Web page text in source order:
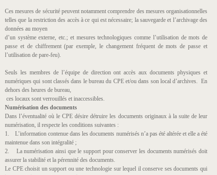
Ces mesures de sécurité peuvent notamment comprendre des mesures organisationnelles
telles que la restriction des accès à ce qui est nécessaire; la sauvegarde et l’archivage des
données au moyen
d’un système externe, etc.; et mesures technologiques comme l’utilisation de mots de
passe et de chiffrement (par exemple, le changement fréquent de mots de passe et
l’utilisation de pare-feu).
Seuls les membres de l’équipe de direction ont accès aux documents physiques et
numériques qui sont classés dans le bureau du CPE et/ou dans son local d’archives. En
dehors des heures de bureau,
ces locaux sont verrouillés et inaccessibles.
Numérisation des documents
Dans l’éventualité où le CPE désire détruire les documents originaux à la suite de leur
numérisation, il respecte les conditions suivantes :
1. L’information contenue dans les documents numérisés n’a pas été altérée et elle a été
maintenue dans son intégralité ;
2. La numérisation ainsi que le support pour conserver les documents numérisés doit
assurer la stabilité et la pérennité des documents.
Le CPE choisit un support ou une technologie sur lequel il conserve ses documents qui